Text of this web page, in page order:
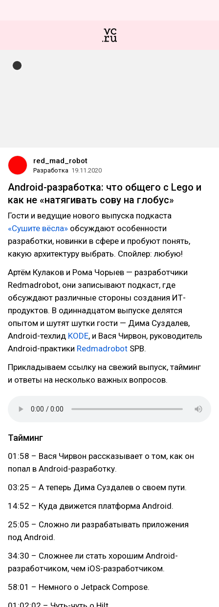
red_mad_robot
Разработка 19.11.2020
Android-разработка: что общего с Lego и
как не «натягивать сову на глобус»
Гости и ведущие нового выпуска подкаста
«Сушите вёсла» обсуждают особенности
разработки, новинки в сфере и пробуют понять,
какую архитектуру выбрать. Спойлер: любую!
Артём Кулаков и Рома Чорыев — разработчики
Redmadrobot, они записывают подкаст, где
обсуждают различные стороны создания ИТ-
продуктов. В одиннадцатом выпуске делятся
опытом и шутят шутки гости — Дима Суздалев,
Android-техлид KODE, и Вася Чирвон, руководитель
Android-практики Redmadrobot SPB.
Прикладываем ссылку на свежий выпуск, тайминг
и ответы на несколько важных вопросов.
Тайминг
01:58 – Вася Чирвон рассказывает о том, как он
попал в Android-разработку.
03:25 – А теперь Дима Суздалев о своем пути.
14:52 – Куда движется платформа Android.
25:05 – Сложно ли разрабатывать приложения
под Android.
34:30 – Сложнее ли стать хорошим Android-
разработчиком, чем iOS-разработчиком.
58:01 – Немного о Jetpack Compose.